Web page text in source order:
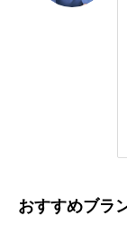
おすすめブラ